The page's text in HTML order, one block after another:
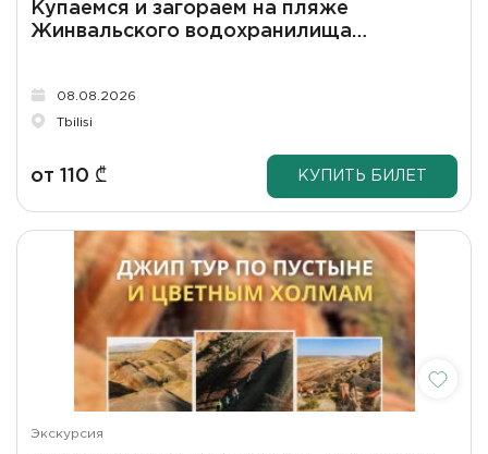
Купаемся и загораем на пляже
Жинвальского водохранилища
08.08.2026
Tbilisi
от 110 ₾ КУПИТЬ БИЛЕТ
Экскурсия